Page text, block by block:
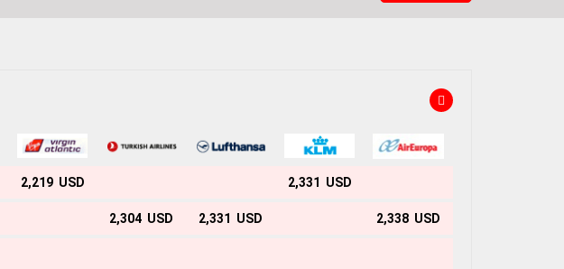
2,219 USD 2,331 USD
2,304 USD 2,331 USD 2,338 USD